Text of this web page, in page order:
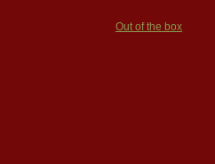
Out of the box